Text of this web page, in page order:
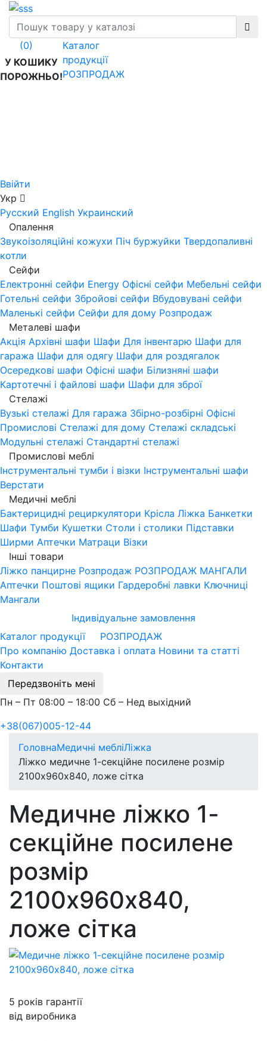
(0)
У КОШИКУ
ПОРОЖНЬО!
Каталог
продукції
РОЗПРОДАЖ
Ввійти
Укр
Русский English Украинский
Опалення
Звукоізоляційні кожухи Піч буржуйки Твердопаливні
котли
Сейфи
Електронні сейфи Energy Офісні сейфи Мебельні сейфи
Готельні сейфи Збройові сейфи Вбудовувані сейфи
Маленькі сейфи Сейфи для дому Розпродаж
Металеві шафи
Акція Архівні шафи Шафи Для інвентарю Шафи для
гаража Шафи для одягу Шафи для роздягалок
Осередкові шафи Офісні шафи Білизняні шафи
Картотечні і файлові шафи Шафи для зброї
Стелажі
Вузькі стелажі Для гаража Збірно-розбірні Офісні
Промислові Стелажі для дому Стелажі складські
Модульні стелажі Стандартні стелажі
Промислові меблі
Інструментальні тумби і візки Інструментальні шафи
Верстати
Медичні меблі
Бактерицидні рециркулятори Крісла Ліжка Банкетки
Шафи Тумби Кушетки Столи і столики Підставки
Ширми Аптечки Матраци Візки
Інші товари
Ліжко панцирне Розпродаж РОЗПРОДАЖ МАНГАЛИ
Аптечки Поштові ящики Гардеробні лавки Ключниці
Мангали
Індивідуальне замовлення
Каталог продукції
РОЗПРОДАЖ
Про компанію Доставка і оплата Новини та статті
Контакти
Передзвоніть мені
Пн – Пт 08:00 – 18:00 Сб – Нед выхідний
+38(067)005-12-44
ГоловнаМедичні мебліЛіжка
Ліжко медичне 1-секційне посилене розмір
2100х960х840, ложе сітка
Медичне ліжко 1-
секційне посилене
розмір
2100х960х840,
ложе сітка
5 років гарантії
від виробника